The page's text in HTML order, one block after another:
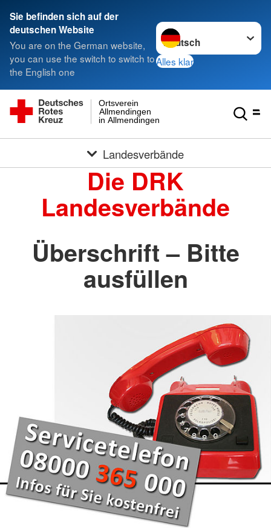
Sie befinden sich auf der
deutschen Website
You are on the German website,
you can use the switch to switch to
the English one
Sprache wechseln zu
Alles klar
in Allmendingen
Allmendingen
Ortsverein
Landesverbände
Die DRK
Landesverbände
Überschrift – Bitte
ausfüllen